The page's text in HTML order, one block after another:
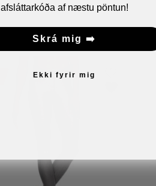
afsláttarkóða af næstu pöntun!
Skrá mig ➡️
Ekki fyrir mig